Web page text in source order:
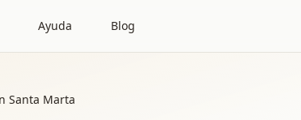
Ayuda Blog
Santa Marta